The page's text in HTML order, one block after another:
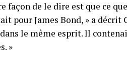
façon de le dire est que ce que
pour James Bond, » a décrit
le même esprit. Il
»